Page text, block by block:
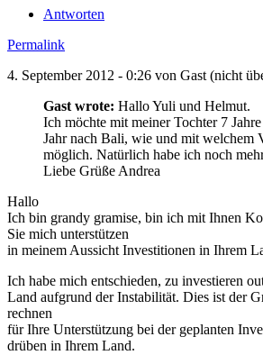
Antworten
Permalink
4. September 2012 - 0:26 von Gast (nicht
Gast wrote: Hallo Yuli und Helmut.
Ich möchte mit meiner Tochter 7
Jahr nach Bali, wie und mit welchem
möglich. Natürlich habe ich noch
Liebe Grüße Andrea
Hallo
Ich bin grandy gramise, bin ich mit Ihnen
Sie mich unterstützen
in meinem Aussicht Investitionen in Ihrem
Ich habe mich entschieden, zu investieren
Land aufgrund der Instabilität. Dies ist der
rechnen
für Ihre Unterstützung bei der geplanten
drüben in Ihrem Land.